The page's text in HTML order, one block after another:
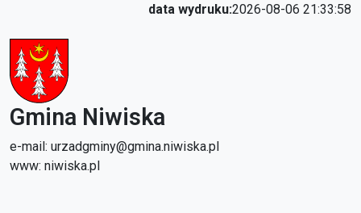
data wydruku:2026-08-06 21:33:58
Gmina Niwiska
e-mail: urzadgminy@gmina.niwiska.pl
www: niwiska.pl